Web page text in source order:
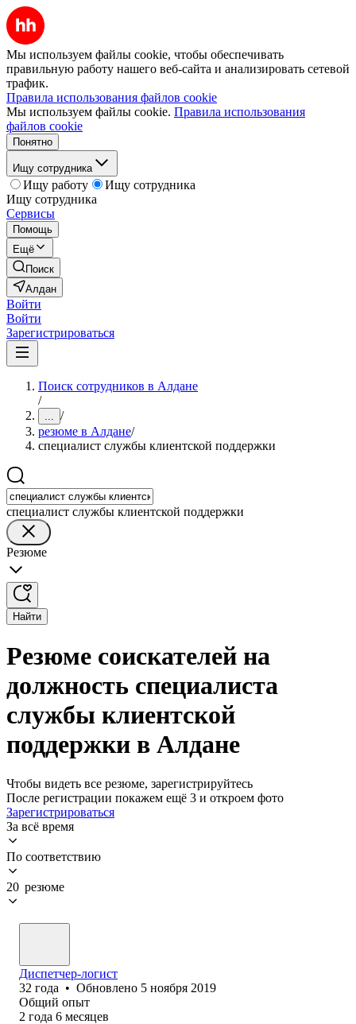
Мы используем файлы cookie, чтобы обеспечивать
правильную работу нашего веб-сайта и анализировать сетевой
трафик.
Правила использования файлов cookie
Мы используем файлы cookie. Правила использования
файлов cookie
Понятно
Ищу сотрудника
Ищу работу
Ищу сотрудника
Ищу сотрудника
Сервисы
Помощь
Ещё
Поиск
Алдан
Войти
Войти
Зарегистрироваться
Поиск сотрудников в Алдане
/
... /
резюме в Алдане/
специалист службы клиентской поддержки
специалист службы клиентской поддержки
Резюме
Найти
Резюме соискателей на
должность специалиста
службы клиентской
поддержки в Алдане
Чтобы видеть все резюме, зарегистрируйтесь
После регистрации покажем ещё 3 и откроем фото
Зарегистрироваться
За всё время
По соответствию
20 резюме
Диспетчер-логист
32 года • Обновлено 5 ноября 2019
Общий опыт
2 года 6 месяцев